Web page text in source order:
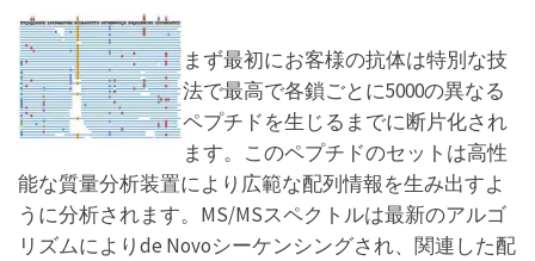
まず最初にお客様の抗体は特別な技
法で最高で各鎖ごとに5000の異なる
ペプチドを生じるまでに断片化され
ます。このペプチドのセットは高性
能な質量分析装置により広範な配列情報を生み出すよ
うに分析されます。MS/MSスペクトルは最新のアルゴ
リズムによりde Novoシーケンシングされ、関連した配